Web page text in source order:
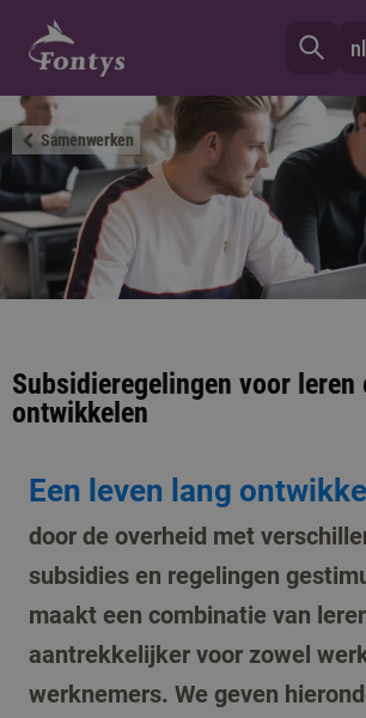
nl
Samenwerken
Subsidieregelingen voor leren
ontwikkelen
Een leven lang
door de overheid met
subsidies en regelingen
maakt een combinatie van
aantrekkelijker voor zowel
werknemers. We geven